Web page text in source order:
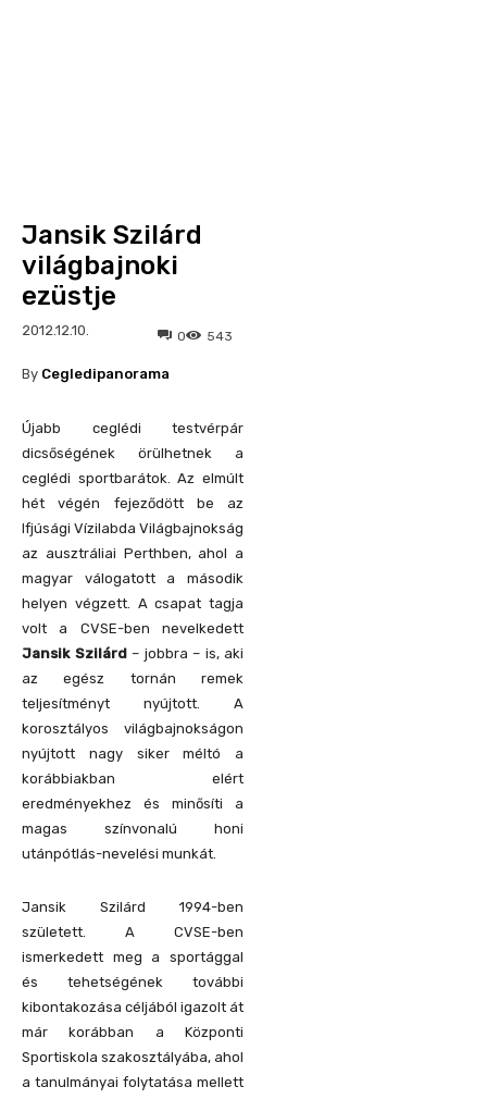
Jansik Szilárd
világbajnoki
ezüstje
2012.12.10. 543
0
By Cegledipanorama
Újabb ceglédi testvérpár
dicsőségének örülhetnek a
ceglédi sportbarátok. Az elmúlt
hét végén fejeződött be az
Ifjúsági Vízilabda Világbajnokság
az ausztráliai Perthben, ahol a
magyar válogatott a második
helyen végzett. A csapat tagja
volt a CVSE-ben nevelkedett
Jansik Szilárd– jobbra – is, aki
az egész tornán remek
teljesítményt nyújtott. A
korosztályos világbajnokságon
nyújtott nagy siker méltó a
korábbiakban elért
eredményekhez és minősíti a
magas színvonalú honi
utánpótlás-nevelési munkát.
Jansik Szilárd 1994-ben
született. A CVSE-ben
ismerkedett meg a sportággal
és tehetségének további
kibontakozása céljából igazolt át
már korábban a Központi
Sportiskola szakosztályába, ahol
a tanulmányai folytatása mellett